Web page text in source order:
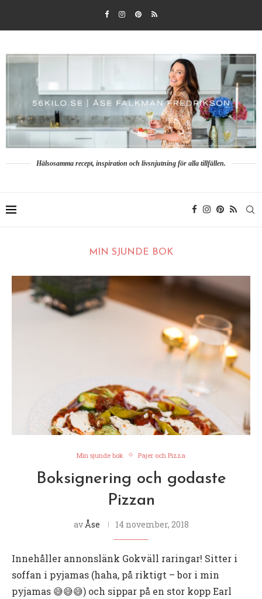
Hälsosamma recept, inspiration och livsnjutning för alla tillfällen.
MIN SJUNDE BOK
Min sjunde bok Pajer och Pizza
Boksignering och godaste
Pizzan
av Åse 14 november, 2018
Innehåller annonslänk Gokväll raringar! Sitter i
soffan i pyjamas (haha, på riktigt – bor i min
pyjamas 😅😅😅) och sippar på en stor kopp Earl